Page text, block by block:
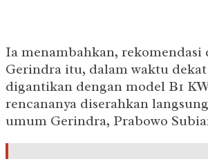
Ia menambahkan,
Gerindra itu, dalam waktu
digantikan dengan model B1
rencananya diserahkan
umum Gerindra, Prabowo